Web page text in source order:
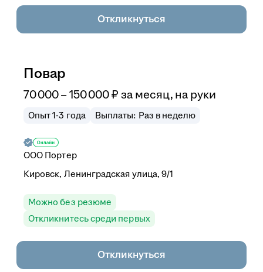
Откликнуться
Повар
70 000–150 000₽ за месяц, на руки
Опыт 1-3 года Выплаты: Раз в неделю
ООО Портер
Кировск, Ленинградская улица, 9/1
Можно без резюме
Откликнитесь среди первых
Откликнуться